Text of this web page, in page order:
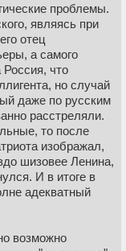
проблемы.
являясь при
отец
а самого
Россия, что
но случай
даже по русским
расстреляли.
то после
изображал,
шизовее Ленина,
И в итоге в
адекватный
возможно